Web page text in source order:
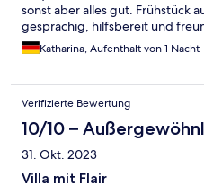
sonst aber alles gut. Frühstück
gesprächig, hilfsbereit und
Katharina, Aufenthalt von 1 Nacht
Verifizierte Bewertung
10/10 –
31. Okt. 2023
Villa mit Flair